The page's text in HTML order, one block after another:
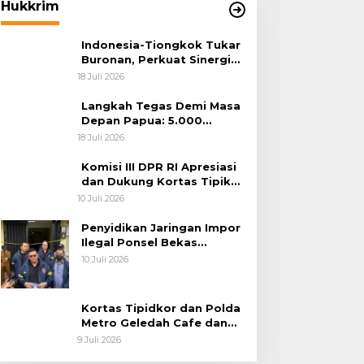
Hukkrim
Indonesia-Tiongkok Tukar
Buronan, Perkuat Sinergi
Penegakan Hukum Lintas
18 Juli 2026
Langkah Tegas Demi Masa
Depan Papua: 5.000
Batang Ganja Berhasil
Habema
18 Juli 2026
Komisi III DPR RI Apresiasi
dan Dukung Kortas Tipikor
Polri Usut Dugaan Korupsi
10 Juli 2026
Penyidikan Jaringan Impor
Ilegal Ponsel Bekas
Rampung, Tiga Tersangka
10 Juli 2026
Kortas Tipidkor dan Polda
Metro Geledah Cafe dan
Money Changer
9 Juli 2026